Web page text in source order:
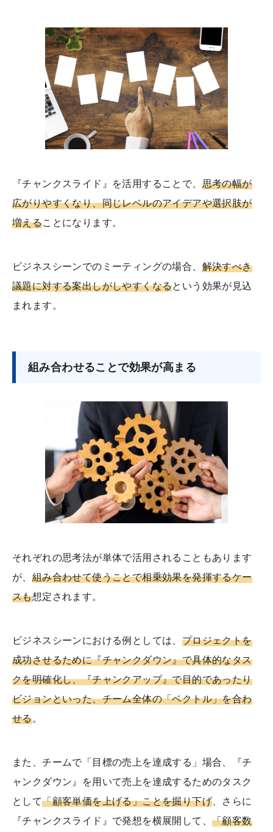
『チャンクスライド』を活用することで、 思考の幅が
広がりやすくなり、同じレベルのアイデアや選択肢が
増えることになります。
ビジネスシーンでのミーティングの場合、 解決すべき
議題に対する案出しがしやすくなるという効果が見込
まれます。
組み合わせることで効果が高まる
それぞれの思考法が単体で活用されることもあります
が、 組み合わせて使うことで相乗効果を発揮するケー
スも想定されます。
ビジネスシーンにおける例としては、 プロジェクトを
成功させるために『チャンクダウン』で具体的なタス
クを明確化し、『チャンクアップ』で目的であったり
ビジョンといった、チーム全体の「ベクトル」を合わ
せる。
また、チームで「目標の売上を達成する」場合、『チ
ャンクダウン』を用いて売上を達成するためのタスク
として「顧客単価を上げる」ことを掘り下げ 、さらに
『チャンクスライド』で発想を横展開して、 「顧客数